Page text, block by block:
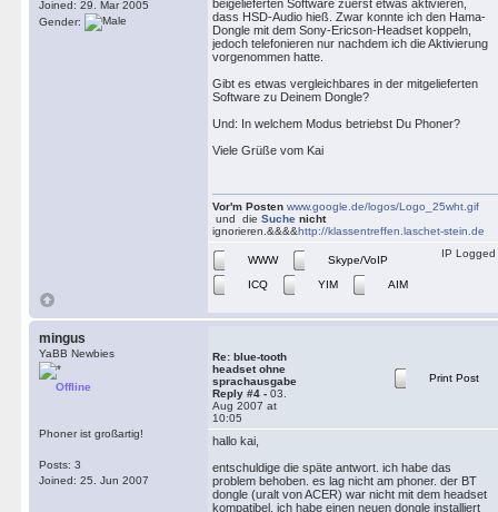
Joined: 29. Mar 2005
Gender:
beigelieferten Software zuerst etwas aktivieren,
dass HSD-Audio hieß. Zwar konnte ich den Hama-
Dongle mit dem Sony-Ericson-Headset koppeln,
jedoch telefonieren nur nachdem ich die Aktivierung
vorgenommen hatte.
Gibt es etwas vergleichbares in der mitgelieferten
Software zu Deinem Dongle?
Und: In welchem Modus betriebst Du Phoner?
Viele Grüße vom Kai
Vor'm Posten www.google.de/logos/Logo_25wht.gif
und die Suche nicht
ignorieren.&&&&http://klassentreffen.laschet-stein.de
WWW
Skype/VoIP
ICQ
YIM AIM
IP Logged
mingus
YaBB Newbies
Offline
Phoner ist großartig!
Posts: 3
Joined: 25. Jun 2007
Re: blue-tooth
headset ohne
sprachausgabe
Reply #4 - 03.
Aug 2007 at
10:05
Print Post
hallo kai,
entschuldige die späte antwort. ich habe das
problem behoben. es lag nicht am phoner. der BT
dongle (uralt von ACER) war nicht mit dem headset
kompatibel. ich habe einen neuen dongle installiert